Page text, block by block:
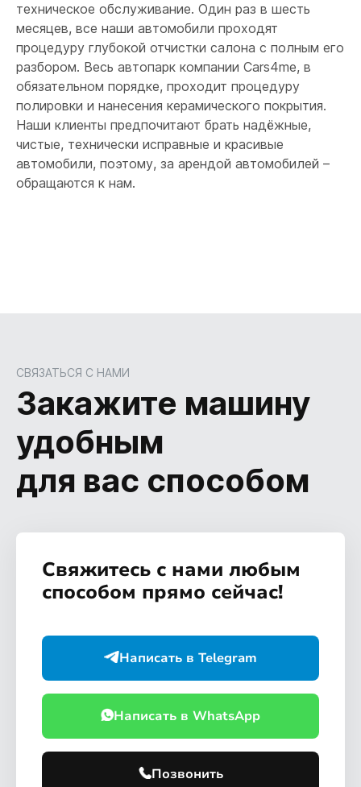
техническое обслуживание. Один раз в шесть
месяцев, все наши автомобили проходят
процедуру глубокой отчистки салона с полным его
разбором. Весь автопарк компании Cars4me, в
обязательном порядке, проходит процедуру
полировки и нанесения керамического покрытия.
Наши клиенты предпочитают брать надёжные,
чистые, технически исправные и красивые
автомобили, поэтому, за арендой автомобилей –
обращаются к нам.
СВЯЗАТЬСЯ С НАМИ
Закажите машину
удобным
для вас способом
Свяжитесь с нами любым
способом прямо сейчас!
Написать в Telegram
Написать в WhatsApp
Позвонить